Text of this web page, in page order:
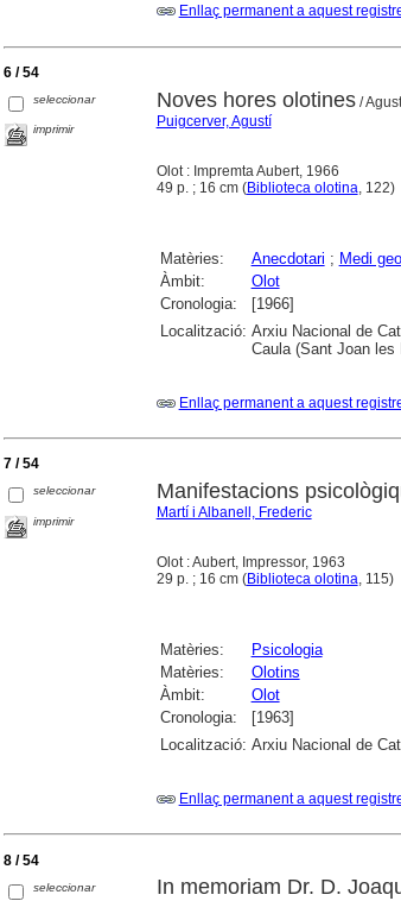
Enllaç permanent a aquest
6 / 54
seleccionar
imprimir
Noves hores olotines/
Puigcerver, Agustí
Olot : Impremta Aubert, 1966
49 p. ; 16 cm (Biblioteca olotina , 122)
Matèries: Anecdotari ; Medi
Àmbit:
Olot
Cronologia:
[1966]
Localització: Arxiu Nacional de
Caula (Sant Joan les
Enllaç permanent a aquest
7 / 54
seleccionar
imprimir
Manifestacions
Martí i Albanell, Frederic
Olot : Aubert, Impressor, 1963
29 p. ; 16 cm (Biblioteca olotina , 115)
Matèries:
Psicologia
Matèries:
Olotins
Àmbit:
Olot
Cronologia:
[1963]
Localització: Arxiu Nacional de
Enllaç permanent a aquest
8 / 54
seleccionar In memoriam Dr. D.